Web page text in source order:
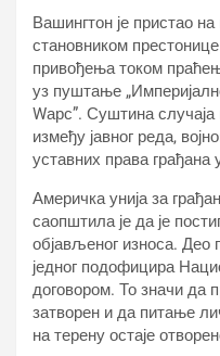
Вашингтон је пристао
становником
привођења током
уз пуштање
Wарс”. Суштина случаја
између јавног реда,
уставних права
Америчка унија за
саопштила је да је
објављеног износа. Део
једног подофицира
договором. То значи да
затворен и да питање
на терену остаје